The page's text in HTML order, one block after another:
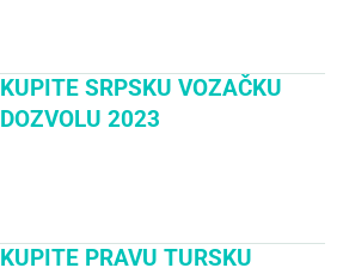
KUPITE SRPSKU VOZAČKU
DOZVOLU 2023
KUPITE PRAVU TURSKU